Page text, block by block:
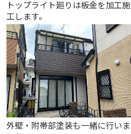
トップライト廻りは板金を加工施
工します。
外壁・附帯部塗装も一緒に行いま